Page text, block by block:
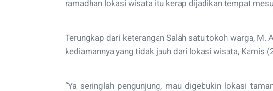
ramadhan lokasi wisata itu kerap dijadikan tempat
Terungkap dari keterangan Salah satu tokoh warga, M.
kediamannya yang tidak jauh dari lokasi wisata, Kamis
“Ya seringlah pengunjung, mau digebukin lokasi